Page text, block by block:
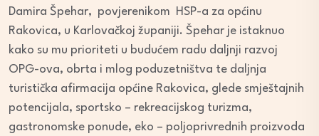
Damira Špehar, povjerenikom HSP-a za općinu
Rakovica, u Karlovačkoj županiji. Špehar je istaknuo
kako su mu prioriteti u budućem radu daljnji razvoj
OPG-ova, obrta i mlog poduzetništva te daljnja
turistička afirmacija općine Rakovica, glede smještajnih
potencijala, sportsko – rekreacijskog turizma,
gastronomske ponude, eko – poljoprivrednih proizvoda